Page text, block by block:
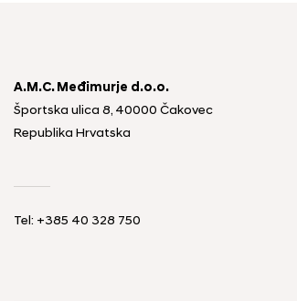
A.M.C. Međimurje d.o.o.
Športska ulica 8, 40000 Čakovec
Republika Hrvatska
Tel: +385 40 328 750